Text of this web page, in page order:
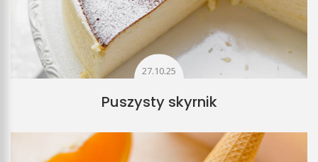
27.10.25
Puszysty skyrnik